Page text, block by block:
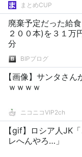
まとめCUP
廃棄予定だった給
２００本)を３１万
分
BIPブログ
【画像】サンタさ
ｗｗｗｗ
ニコニコVIP2ch
【gif】ロシア人JK
レへんやろ…」